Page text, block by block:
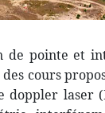
pointe et
cours
laser